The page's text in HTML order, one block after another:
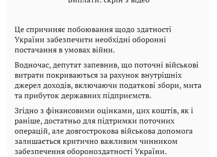
Це спричиняє побоювання щодо здатності
України забезпечити необхідні оборонні
постачання в умовах війни.
Водночас, депутат запевнив, що поточні військові
витрати покриваються за рахунок внутрішніх
джерел доходів, включаючи податкові збори, мита
та прибуток державних підприємств.
Згідно з фінансовими оцінками, цих коштів, як і
раніше, достатньо для підтримки поточних
операцій, але довгострокова військова допомога
залишається критично важливим чинником
забезпечення обороноздатності України.